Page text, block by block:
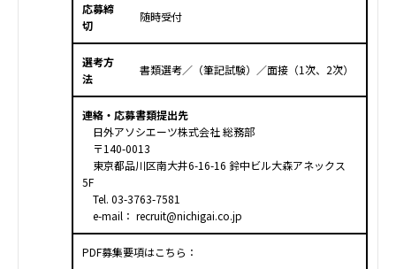
応募締
切
随時受付
選考方
法
書類選考／（筆記試験）／面接（1次、2次）
連絡・応募書類提出先
日外アソシエーツ株式会社 総務部
〒140-0013
東京都品川区南大井6-16-16 鈴中ビル大森アネックス
5F
Tel. 03-3763-7581
e-mail： recruit@nichigai.co.jp
PDF募集要項はこちら：